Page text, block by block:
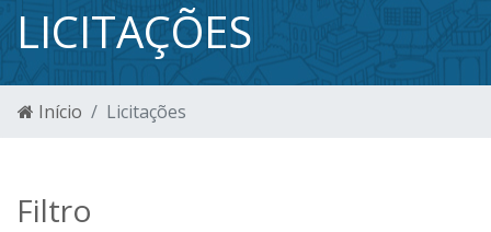
LICITAÇÕES
Início Licitações
Filtro